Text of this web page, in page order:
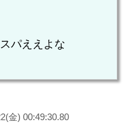
パええよな
金) 00:49:30.80